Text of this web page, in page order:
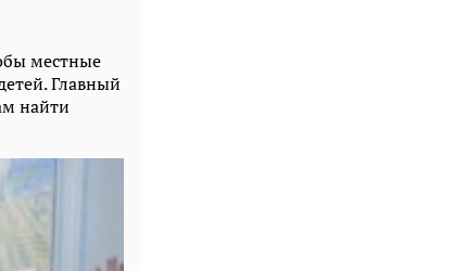
местные
Главный
найти